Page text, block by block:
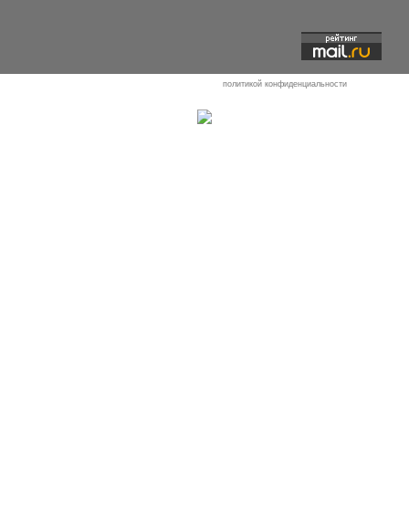
политикой конфиденциальности